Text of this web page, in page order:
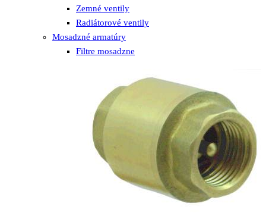
Zemné ventily
Radiátorové ventily
Mosadzné armatúry
Filtre mosadzne